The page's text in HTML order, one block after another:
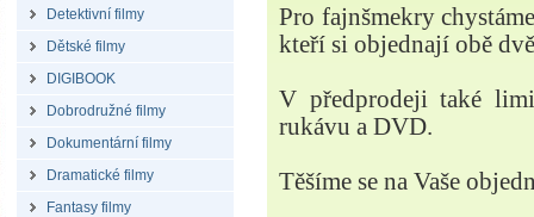
Detektivní filmy
Dětské filmy
DIGIBOOK
Dobrodružné filmy
Dokumentární filmy
Dramatické filmy
Fantasy filmy
Pro fajnšmekry
kteří si objednají obě
V předprodeji také
rukávu a DVD.
Těšíme se na Vaše